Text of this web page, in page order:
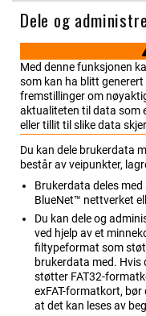
Dele og
Med denne funksjonen
som kan ha blitt
fremstillinger om
aktualiteten til data som
eller tillit til slike data
Du kan dele brukerdata
består av veipunkter,
Brukerdata deles
BlueNet™ nettverket
Du kan dele og
ved hjelp av et
filtypeformat som
brukerdata med. Hvis
støtter FAT32-
exFAT-formatkort,
at det kan leses av